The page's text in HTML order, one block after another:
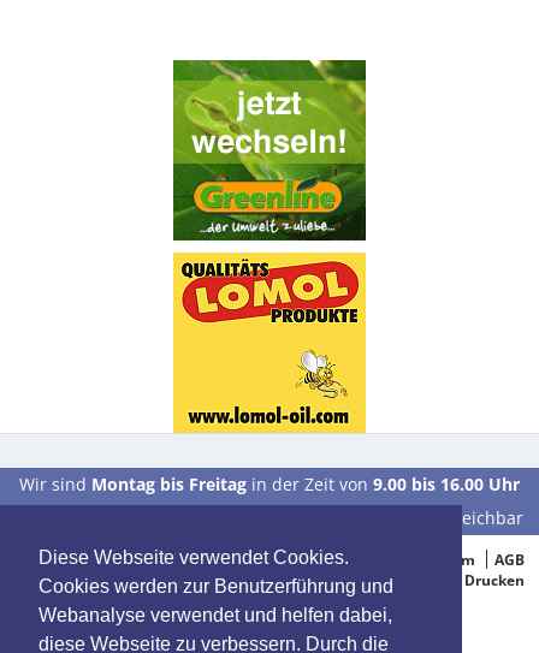
Diese Webseite verwendet Cookies.
Cookies werden zur Benutzerführung und
Webanalyse verwendet und helfen dabei,
diese Webseite zu verbessern. Durch die
Wir sind Montag bis Freitag in der Zeit von 9.00 bis 16.00 Uhr
für Sie erreichbar
© 2005-2015 Oelbestellung.de Impressum
AGB
Datenschutz
Drucken